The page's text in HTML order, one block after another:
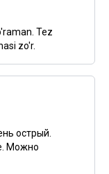
Tez
zo'r.
острый.
Можно